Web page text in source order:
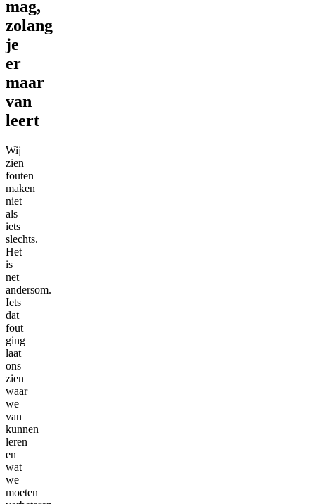
mag,
zolang
je
er
maar
van
leert
Wij
zien
fouten
maken
niet
als
iets
slechts.
Het
is
net
andersom.
Iets
dat
fout
ging
laat
ons
zien
waar
we
van
kunnen
leren
en
wat
we
moeten